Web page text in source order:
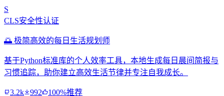
S
CLS安全性认证
🌅 极简高效的每日生活规划师
基于Python标准库的个人效率工具，本地生成每日晨间简报与
习惯追踪，助你建立高效生活节律并专注自我成长。
3.2k 992 100%推荐